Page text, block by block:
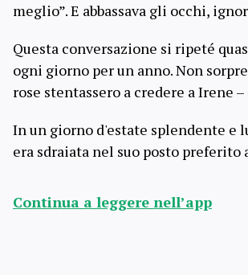
meglio”. E abbassava gli occhi,
Questa conversazione si ripeté
ogni giorno per un anno. Non
rose stentassero a credere a Irene
In un giorno d'estate splendente e
era sdraiata nel suo posto preferito
Continua a leggere nell’app